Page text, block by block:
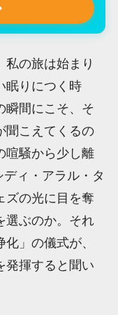
私の旅は始まり
眠りにつく時
瞬間にこそ、そ
聞こえてくるの
喧騒から少し離
ィ・アラル・タ
ズの光に目を奪
選ぶのか。それ
」の儀式が、
発揮すると聞い